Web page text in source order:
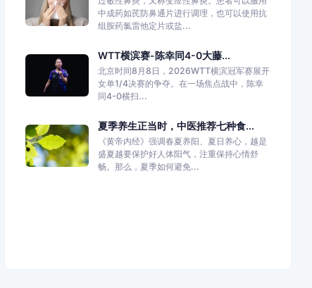
中成药如芪防鼻通片进行调理，也可以使用抗
组胺药氯雷他定片或盐...
WTT横滨赛-陈幸同4-0大藤...
北京时间8月8日，2026WTT横滨冠军赛展开
女单1/4决赛的争夺。在一场焦点战中，陈幸
同4-0横扫...
夏季养生正当时，中医推荐七种食...
《黄帝内经》强调春夏养阳、夏日养心，越是
盛夏越要保护好人体阳气，注重保持心情舒
畅。那么，夏季如何避免...